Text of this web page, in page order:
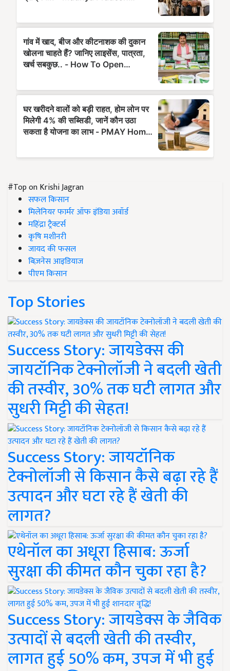
#Top on Krishi Jagran
सफल किसान
मिलेनियर फार्मर ऑफ इंडिया अवॉर्ड
महिंद्रा ट्रैक्टर्स
कृषि मशीनरी
जायद की फसल
बिज़नेस आइडियाज
पीएम किसान
Top Stories
Success Story: जायडेक्स की
जायटॉनिक टेक्नोलॉजी ने बदली खेती
की तस्वीर, 30% तक घटी लागत और
सुधरी मिट्टी की सेहत!
Success Story: जायटॉनिक
टेक्नोलॉजी से किसान कैसे बढ़ा रहे हैं
उत्पादन और घटा रहे हैं खेती की
लागत?
एथेनॉल का अधूरा हिसाब: ऊर्जा
सुरक्षा की कीमत कौन चुका रहा है?
Success Story: जायडेक्स के जैविक
उत्पादों से बदली खेती की तस्वीर,
लागत हुई 50% कम, उपज में भी हुई